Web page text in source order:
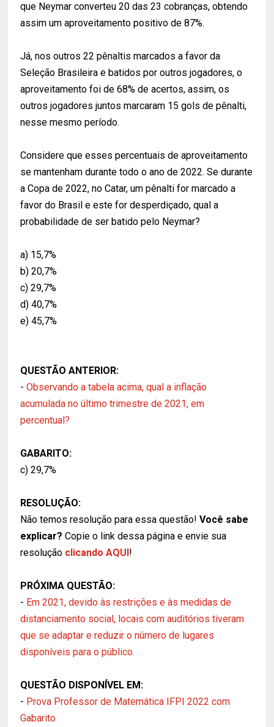
que Neymar converteu 20 das 23 cobranças, obtendo
assim um aproveitamento positivo de 87%.
Já, nos outros 22 pênaltis marcados a favor da
Seleção Brasileira e batidos por outros jogadores, o
aproveitamento foi de 68% de acertos, assim, os
outros jogadores juntos marcaram 15 gols de pênalti,
nesse mesmo período.
Considere que esses percentuais de aproveitamento
se mantenham durante todo o ano de 2022. Se durante
a Copa de 2022, no Catar, um pênalti for marcado a
favor do Brasil e este for desperdiçado, qual a
probabilidade de ser batido pelo Neymar?
a) 15,7%
b) 20,7%
c) 29,7%
d) 40,7%
e) 45,7%
QUESTÃO ANTERIOR:
-Observando a tabela acima, qual a inflação
acumulada no último trimestre de 2021, em
percentual?
GABARITO:
c) 29,7%
RESOLUÇÃO:
Não temos resolução para essa questão!Você sabe
explicar? Copie o link dessa página e envie sua
resolução clicando AQUI!
PRÓXIMA QUESTÃO:
- Em 2021, devido às restrições e às medidas de
distanciamento social, locais com auditórios tiveram
que se adaptar e reduzir o número de lugares
disponíveis para o público.
QUESTÃO DISPONÍVEL EM:
- Prova Professor de Matemática IFPI 2022 com
Gabarito